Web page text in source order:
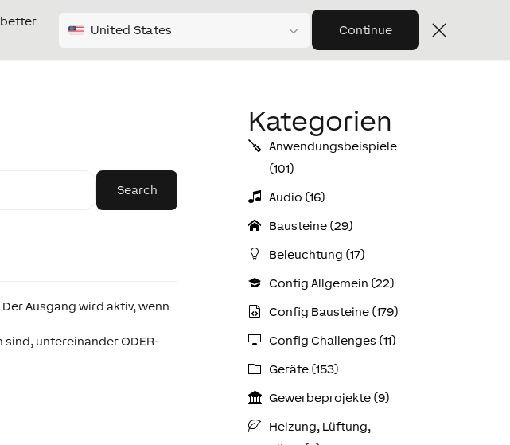
better
United States Continue
Ausgang wird aktiv, wenn
untereinander ODER-
Kategorien
Anwendungs­­­beispiele
(101)
Audio (16)
Bausteine (29)
Beleuchtung (17)
Config Allgemein (22)
Config Bausteine (179)
Config Challenges (11)
Geräte (153)
Gewerbeprojekte (9)
Heizung, Lüftung,